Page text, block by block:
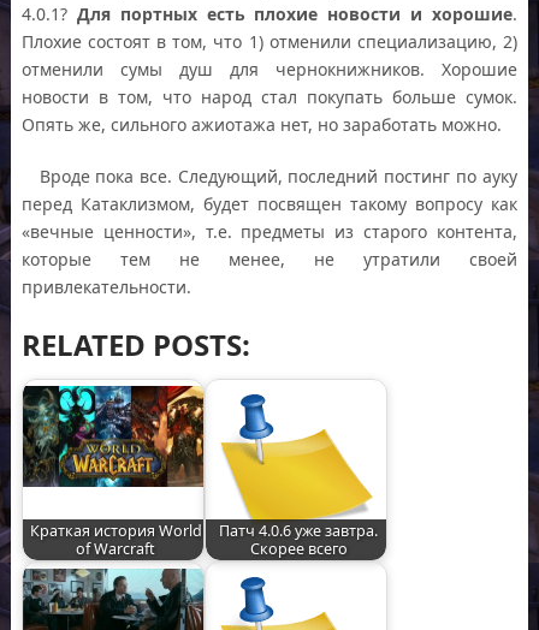
4.0.1?Для портных есть плохие новости и хорошие.
Плохие состоят в том, что 1) отменили специализацию, 2)
отменили сумы душ для чернокнижников. Хорошие
новости в том, что народ стал покупать больше сумок.
Опять же, сильного ажиотажа нет, но заработать можно.
Вроде пока все. Следующий, последний постинг по ауку
перед Катаклизмом, будет посвящен такому вопросу как
«вечные ценности», т.е. предметы из старого контента,
которые тем не менее, не утратили своей
привлекательности.
RELATED POSTS:
Краткая история World
of Warcraft
Патч 4.0.6 уже завтра.
Скорее всего